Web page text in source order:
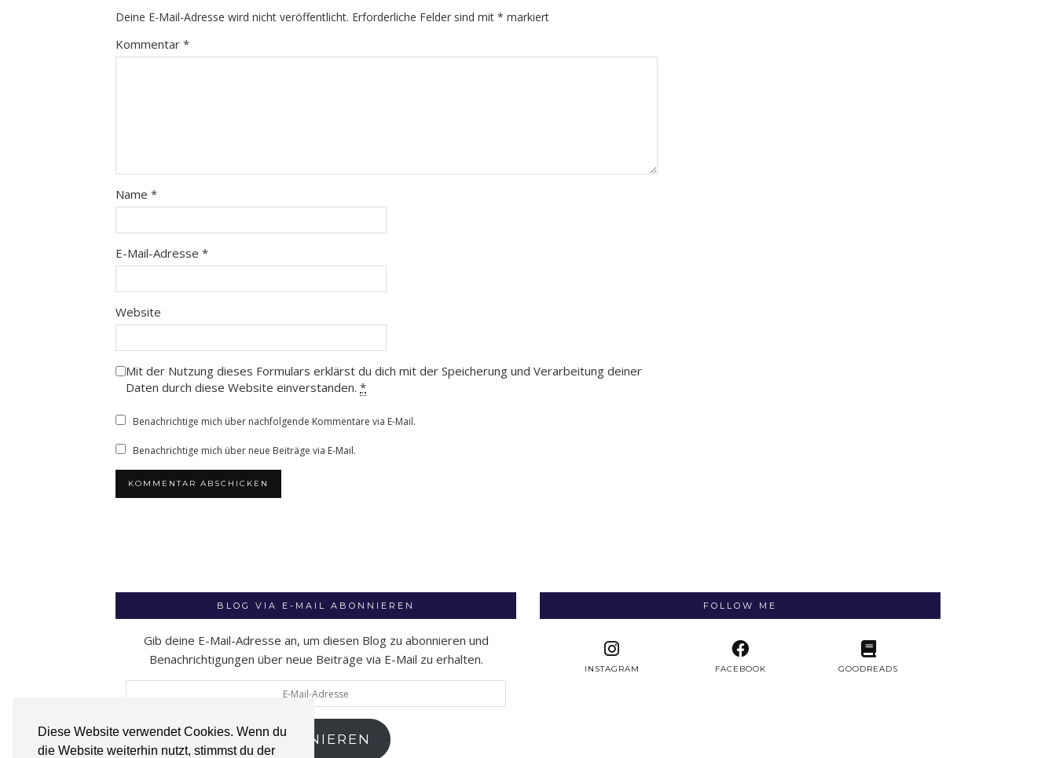
Diese Website verwendet Cookies. Wenn du
die Website weiterhin nutzt, stimmst du der
Deine E-Mail-Adresse wird nicht veröffentlicht. Erforderliche Felder sind mit * markiert
Kommentar *
Name *
E-Mail-Adresse *
Website
Mit der Nutzung dieses Formulars erklärst du dich mit der Speicherung und Verarbeitung deiner
Daten durch diese Website einverstanden. *
Benachrichtige mich über nachfolgende Kommentare via E-Mail.
Benachrichtige mich über neue Beiträge via E-Mail.
BLOG VIA E-MAIL ABONNIEREN
Gib deine E-Mail-Adresse an, um diesen Blog zu abonnieren und
Benachrichtigungen über neue Beiträge via E-Mail zu erhalten.
Adresse
ABONNIEREN
FOLLOW ME
INSTAGRAM FACEBOOK GOODREADS